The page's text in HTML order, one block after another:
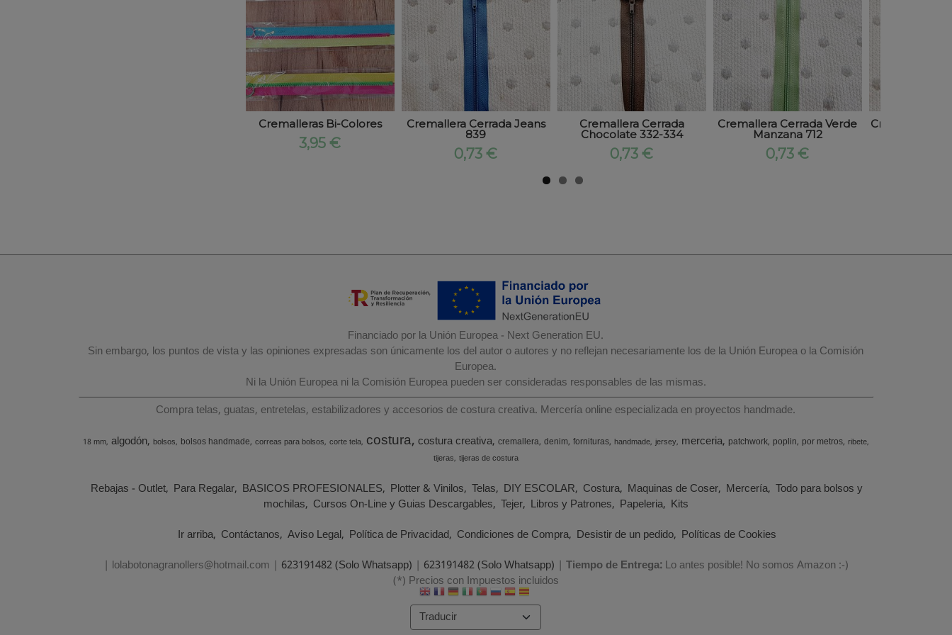
Cremalleras Bi-Colores
3,95 €
Cremallera Cerrada Jeans
839
0,73 €
Cremallera Cerrada
Chocolate 332-334
0,73 €
Cremallera Cerrada Verde
Manzana 712
0,73 €
Cremallera
Financiado por la Unión Europea - Next Generation EU.
Sin embargo, los puntos de vista y las opiniones expresadas son únicamente los del autor o autores y no reflejan necesariamente los de la Unión Europea o la Comisión
Europea.
Ni la Unión Europea ni la Comisión Europea pueden ser consideradas responsables de las mismas.
Compra telas, guatas, entretelas, estabilizadores y accesorios de costura creativa. Mercería online especializada en proyectos handmade.
18 mm algodón bolsos bolsos handmade correas para bolsos corte tela costura costura creativa cremallera denim fornituras handmade jersey merceria patchwork poplin por metros ribete
tijeras tijeras de costura
Rebajas - Outlet Para Regalar BASICOS PROFESIONALES Plotter & Vinilos Telas DIY ESCOLAR Costura Maquinas de Coser Mercería Todo para bolsos y
mochilas Cursos On-Line y Guias Descargables Tejer Libros y Patrones Papeleria Kits
Ir arriba Contáctanos Aviso Legal Política de Privacidad Condiciones de Compra Desistir de un pedido Políticas de Cookies
| lolabotonagranollers@hotmail.com | 623191482 (Solo Whatsapp) | 623191482 (Solo Whatsapp) | Tiempo de Entrega:Lo antes posible! No somos Amazon :-)
(*) Precios con Impuestos incluidos